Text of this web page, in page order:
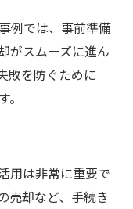
例では、事前準備
がスムーズに進ん
敗を防ぐために
用は非常に重要で
売却など、手続き